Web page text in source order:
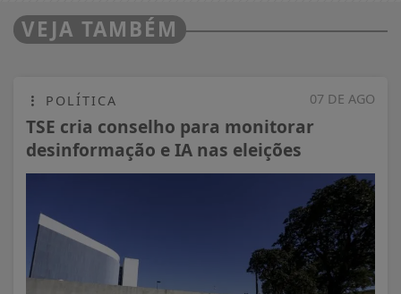
VEJA TAMBÉM
07 DE AGO
POLÍTICA
TSE cria conselho para monitorar
desinformação e IA nas eleições